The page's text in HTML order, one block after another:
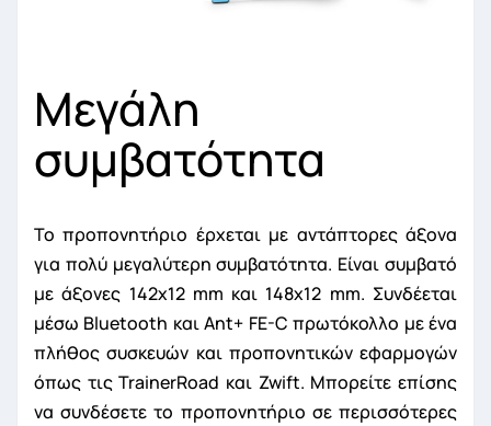
Μεγάλη
συμβατότητα
Το προπονητήριο έρχεται με αντάπτορες άξονα
για πολύ μεγαλύτερη συμβατότητα. Είναι συμβατό
με άξονες 142x12 mm και 148x12 mm. Συνδέεται
μέσω Bluetooth και Ant+ FE-C πρωτόκολλο με ένα
πλήθος συσκευών και προπονητικών εφαρμογών
όπως τις TrainerRoad και Zwift. Μπορείτε επίσης
να συνδέσετε το προπονητήριο σε περισσότερες